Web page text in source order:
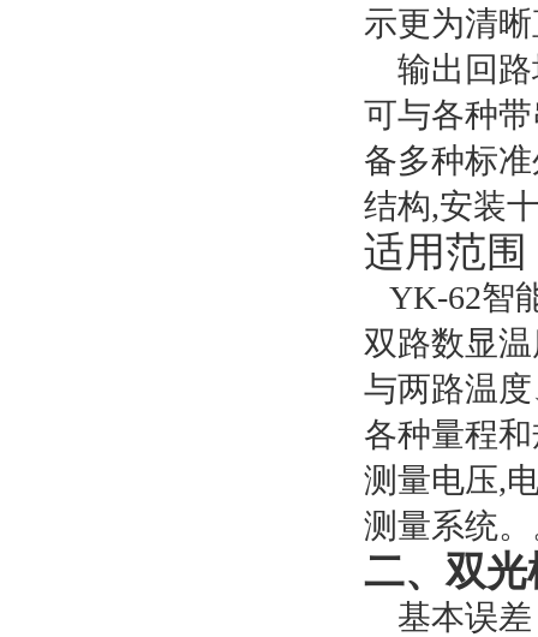
示更为清
输出回
可与各种
备多种标
结构,安装
适用范围
YK-62智
双路数显
与两路温
各种量程
测量电压,
测量系统
二、 双光
基本误